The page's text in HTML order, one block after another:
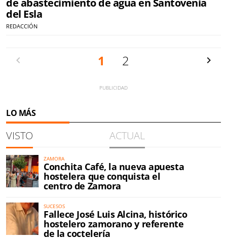
de abastecimiento de agua en Santovenia
del Esla
REDACCIÓN
1 2
LO MÁS
VISTO ACTUAL
ZAMORA
Conchita Café, la nueva apuesta
hostelera que conquista el
centro de Zamora
SUCESOS
Fallece José Luis Alcina, histórico
hostelero zamorano y referente
de la coctelería